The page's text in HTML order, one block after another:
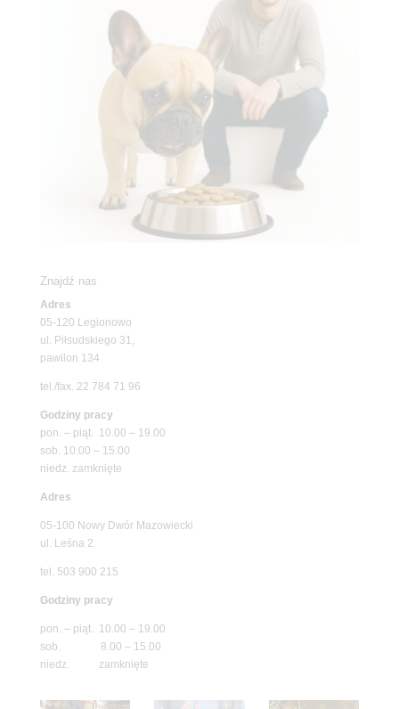
Znajdź nas
Adres
05-120 Legionowo
ul. Piłsudskiego 31,
pawilon 134
tel./fax. 22 784 71 96
Godziny pracy
pon. – piąt. 10.00 – 19.00
sob. 10.00 – 15.00
niedz. zamknięte
Adres
05-100 Nowy Dwór Mazowiecki
ul. Leśna 2
tel. 503 900 215
Godziny pracy
pon. – piąt. 10.00 – 19.00
sob. 8.00 – 15.00
niedz. zamknięte